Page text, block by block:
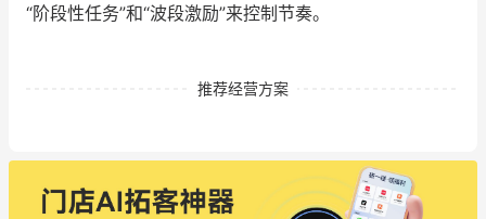
“阶段性任务”和“波段激励”来控制节奏。
推荐经营方案